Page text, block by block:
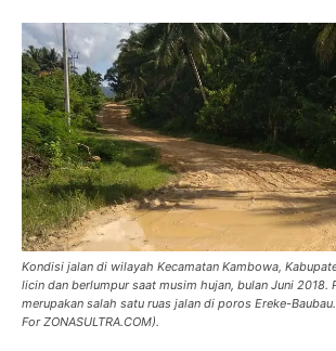
Kondisi jalan di wilayah Kecamatan Kambowa,
licin dan berlumpur saat musim hujan, bulan Juni 2018.
merupakan salah satu ruas jalan di poros Ereke-
For ZONASULTRA.COM).